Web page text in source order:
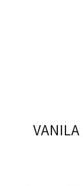
عطر زيتي رجالي 30 مل VANILA